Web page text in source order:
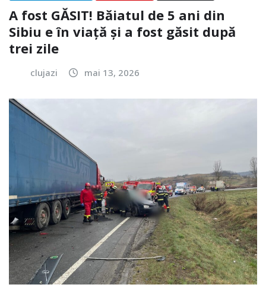
A fost GĂSIT! Băiatul de 5 ani din
Sibiu e în viață și a fost găsit după
trei zile
clujazi mai 13, 2026